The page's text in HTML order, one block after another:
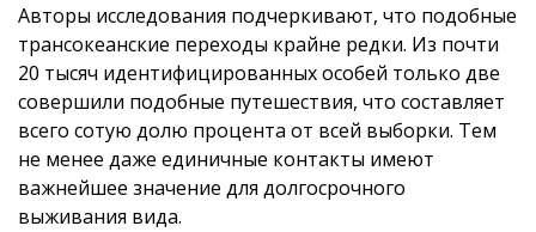
Авторы исследования подчеркивают, что подобные
трансокеанские переходы крайне редки. Из почти
20 тысяч идентифицированных особей только две
совершили подобные путешествия, что составляет
всего сотую долю процента от всей выборки. Тем
не менее даже единичные контакты имеют
важнейшее значение для долгосрочного
выживания вида.